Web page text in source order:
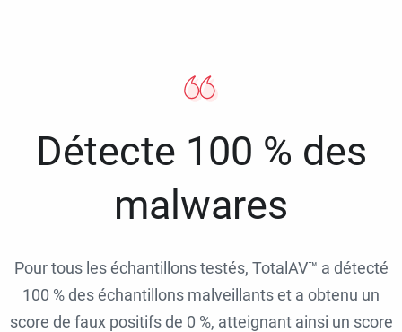
Détecte 100 % des
malwares
Pour tous les échantillons testés, TotalAV™ a détecté
100 % des échantillons malveillants et a obtenu un
score de faux positifs de 0 %, atteignant ainsi un score